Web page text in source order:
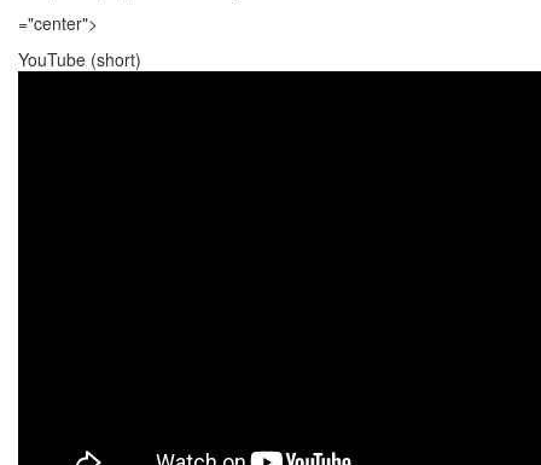
="center">
YouTube (short)